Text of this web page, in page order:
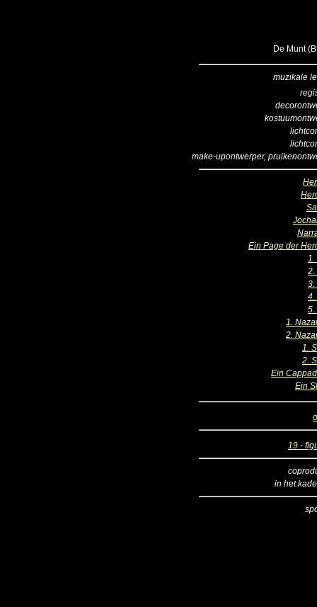
De Munt
muzikale
make-upontwerper,
Ein Page der
1.
2.
3.
4.
5.
1.
2.
1.
2.
Ein
Ein
19 -
in het